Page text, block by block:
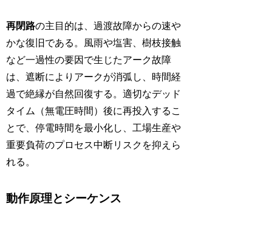
再閉路の主目的は、過渡故障からの速や
かな復旧である。風雨や塩害、樹枝接触
など一過性の要因で生じたアーク故障
は、遮断によりアークが消弧し、時間経
過で絶縁が自然回復する。適切なデッド
タイム（無電圧時間）後に再投入するこ
とで、停電時間を最小化し、工場生産や
重要負荷のプロセス中断リスクを抑えら
れる。
動作原理とシーケンス